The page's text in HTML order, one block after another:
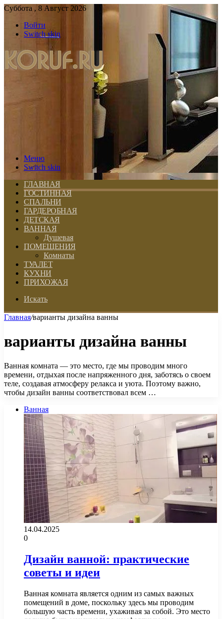
Суббота , 8 Август 2026
Войти
Switch skin
Меню
Switch skin
ГЛАВНАЯ
ГОСТИННАЯ
СПАЛЬНИ
ГАРДЕРОБНАЯ
ДЕТСКАЯ
ВАННАЯ
Душевая
ПОМЕЩЕНИЯ
Комнаты
ТУАЛЕТ
КУХНИ
ПРИХОЖАЯ
Искать
Главная/варианты дизайна ванны
варианты дизайна ванны
Ванная комната — это место, где мы проводим много
времени, отдыхая после напряженного дня, заботясь о своем
теле, создавая атмосферу релакса и уюта. Поэтому важно,
чтобы дизайн ванны соответствовал всем …
Ванная
14.04.2025
0
Дизайн ванной: практические
советы и идеи
Ванная комната является одним из самых важных
помещений в доме, поскольку здесь мы проводим
большую часть времени, ухаживая за собой. Это место